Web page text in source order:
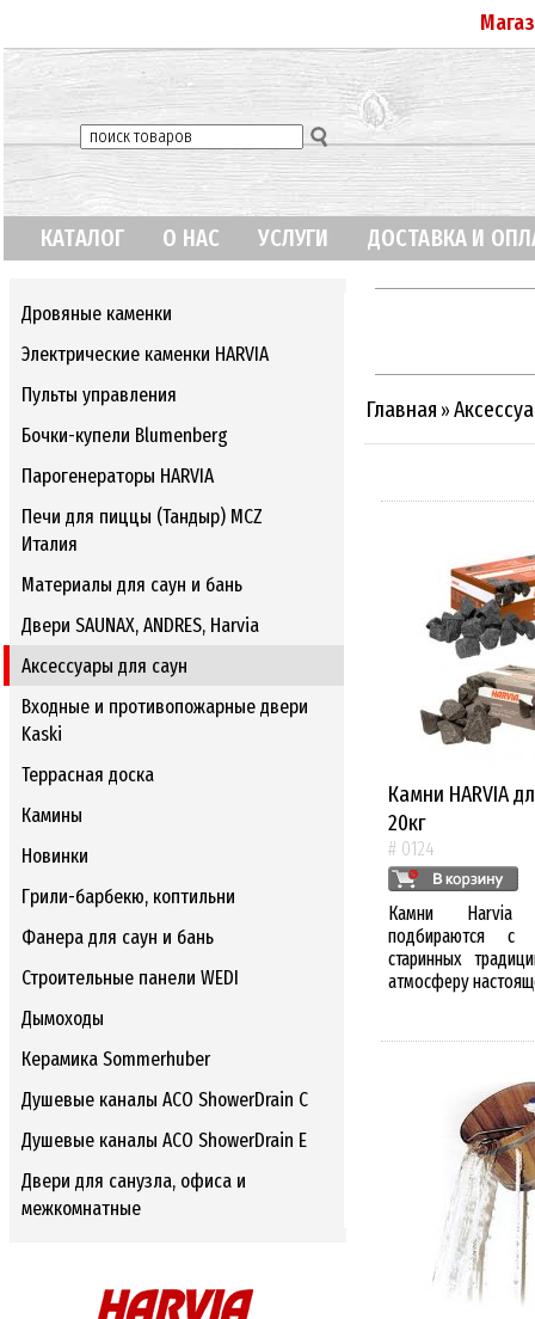
КАТАЛОГ О НАС УСЛУГИ ДОСТАВКА И
Дровяные каменки
Электрические каменки HARVIA
Пульты управления
Бочки-купели Blumenberg
Парогенераторы HARVIA
Печи для пиццы (Тандыр) MCZ
Италия
Материалы для саун и бань
Двери SAUNAX, ANDRES, Harvia
Аксессуары для саун
Входные и противопожарные двери
Kaski
Террасная доска
Камины
Новинки
Грили-барбекю, коптильни
Фанера для саун и бань
Строительные панели WEDI
Дымоходы
Керамика Sommerhuber
Душевые каналы ACO ShowerDrain C
Душевые каналы ACO ShowerDrain E
Двери для санузла, офиса и
межкомнатные
Главная »
Камни HARVIA
20кг
# 0124
Камни
подбираются с
старинных
атмосферу